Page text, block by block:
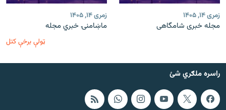
زمری ۱۴, ۱۴۰۵
مجله خبری شامگاهی
زمری ۱۴, ۱۴۰۵
ماښامنۍ خبري مجله
ټولې برخې کتل
راسره ملګري شئ